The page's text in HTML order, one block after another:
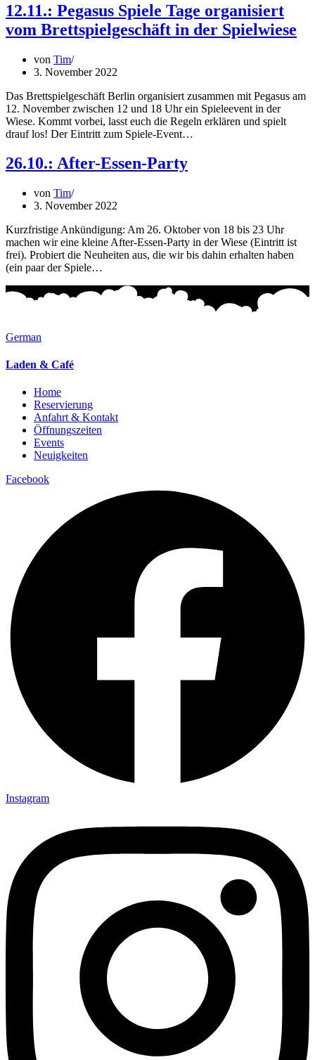
12.11.: Pegasus Spiele Tage organisiert
vom Brettspielgeschäft in der Spielwiese
von Tim
3. November 2022
Das Brettspielgeschäft Berlin organisiert zusammen mit Pegasus am
12. November zwischen 12 und 18 Uhr ein Spieleevent in der
Wiese. Kommt vorbei, lasst euch die Regeln erklären und spielt
drauf los! Der Eintritt zum Spiele-Event…
26.10.: After-Essen-Party
von Tim
3. November 2022
Kurzfristige Ankündigung: Am 26. Oktober von 18 bis 23 Uhr
machen wir eine kleine After-Essen-Party in der Wiese (Eintritt ist
frei). Probiert die Neuheiten aus, die wir bis dahin erhalten haben
(ein paar der Spiele…
German
Laden & Café
Home
Reservierung
Anfahrt & Kontakt
Öffnungszeiten
Events
Neuigkeiten
Facebook
Instagram